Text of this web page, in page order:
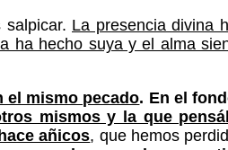
La presencia divina
ha hecho suya y el alma
el mismo pecado. En el
mismos y la que
añicos, que hemos